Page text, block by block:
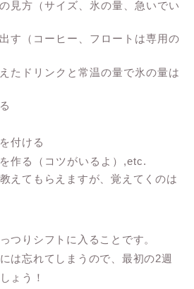
見方（サイズ、氷の量、急いでい
す（コーヒー、フロートは専用の
たドリンクと常温の量で氷の量は
付ける
作る（コツがいるよ）,etc.
えてもらえますが、覚えてくのは
つりシフトに入ることです。
は忘れてしまうので、最初の2週
ょう！